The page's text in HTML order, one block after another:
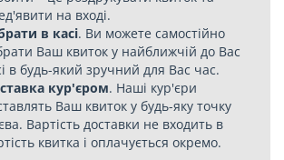
на вході.
в касі. Ви можете самостійно
Ваш квиток у найближчій до Вас
в будь-який зручний для Вас час.
кур'єром. Наші кур'єри
Ваш квиток у будь-яку точку
Вартість доставки не входить в
квитка і оплачується окремо.